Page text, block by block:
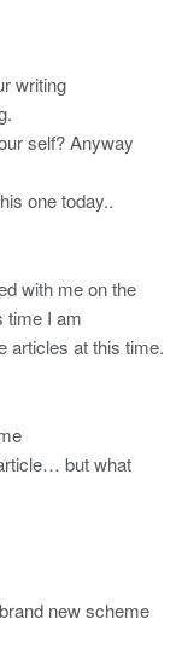
writing
self? Anyway
one today..
with me on the
time I am
articles at this time.
but what
new scheme